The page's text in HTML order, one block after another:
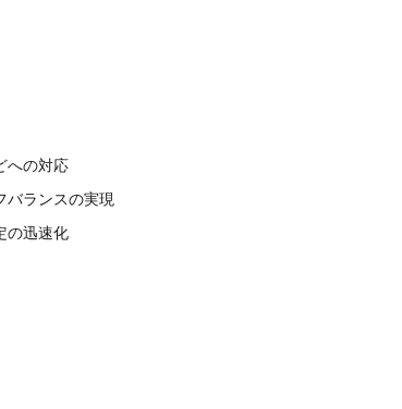
への対応
バランスの実現
の迅速化